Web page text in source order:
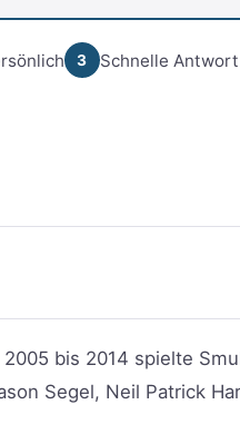
3 Schnelle
bis 2014 spielte
Segel, Neil Patrick